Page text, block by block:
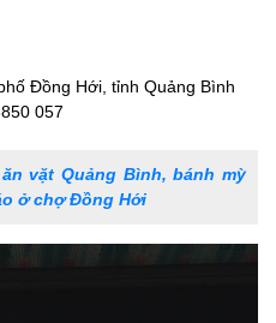
Đồng Hới, tỉnh Quảng Bình
057
vặt Quảng Bình, bánh mỳ
ở chợ Đồng Hới